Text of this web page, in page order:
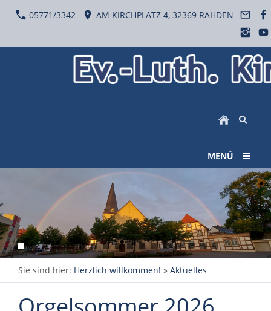
05771/3342 AM KIRCHPLATZ 4, 32369 RAHDEN
MENÜ
Sie sind hier: Herzlich willkommen! » Aktuelles